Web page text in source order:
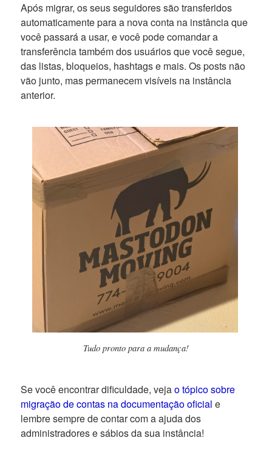
Após migrar, os seus seguidores são transferidos
automaticamente para a nova conta na instância que
você passará a usar, e você pode comandar a
transferência também dos usuários que você segue,
das listas, bloqueios, hashtags e mais. Os posts não
vão junto, mas permanecem visíveis na instância
anterior.
Tudo pronto para a mudança!
Se você encontrar dificuldade, vejao tópico sobre
migração de contas na documentação oficial e
lembre sempre de contar com a ajuda dos
administradores e sábios da sua instância!